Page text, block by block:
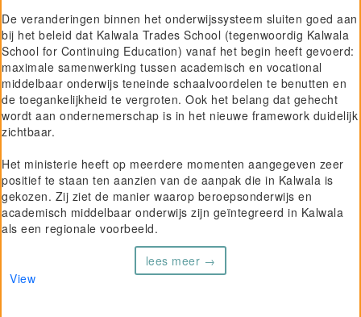
De veranderingen binnen het onderwijssysteem sluiten goed aan
bij het beleid dat Kalwala Trades School (tegenwoordig Kalwala
School for Continuing Education) vanaf het begin heeft gevoerd:
maximale samenwerking tussen academisch en vocational
middelbaar onderwijs teneinde schaalvoordelen te benutten en
de toegankelijkheid te vergroten. Ook het belang dat gehecht
wordt aan ondernemerschap is in het nieuwe framework duidelijk
zichtbaar.
Het ministerie heeft op meerdere momenten aangegeven zeer
positief te staan ten aanzien van de aanpak die in Kalwala is
gekozen. Zij ziet de manier waarop beroepsonderwijs en
academisch middelbaar onderwijs zijn geïntegreerd in Kalwala
als een regionale voorbeeld.
lees meer →
View